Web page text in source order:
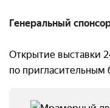
Генеральный
Открытие выставки
по пригласительным